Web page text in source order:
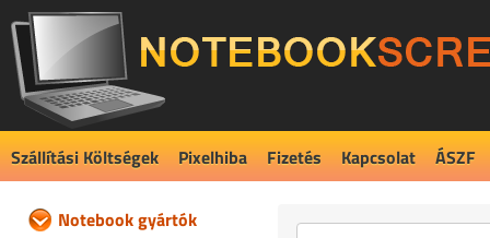
Szállítási Költségek Pixelhiba Fizetés Kapcsolat ÁSZF
Notebook gyártók